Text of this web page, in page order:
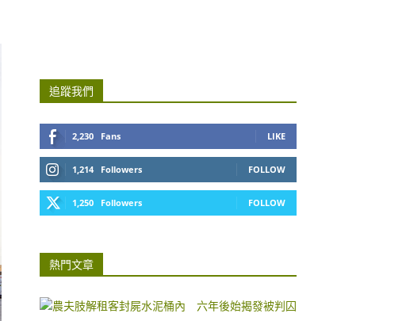
追蹤我們
2,230 Fans LIKE
1,214 Followers FOLLOW
1,250 Followers FOLLOW
熱門文章